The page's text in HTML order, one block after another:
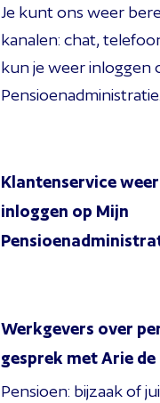
Je kunt ons weer
kanalen: chat,
kun je weer inloggen
Pensioenadministratie.
Klantenservice
inloggen op Mijn
Werkgevers over
gesprek met Arie
Pensioen: bijzaak of